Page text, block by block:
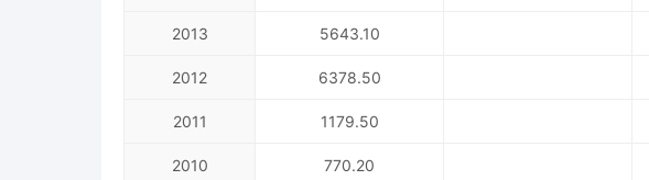
2013 5643.10
2012 6378.50
2011 1179.50
2010 770.20